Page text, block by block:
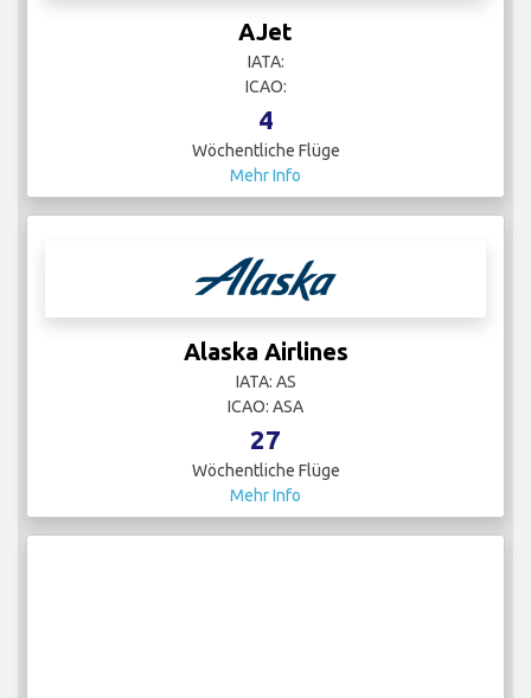
AJet
IATA:
ICAO:
4
Wöchentliche Flüge
Mehr Info
Alaska Airlines
IATA: AS
ICAO: ASA
27
Wöchentliche Flüge
Mehr Info